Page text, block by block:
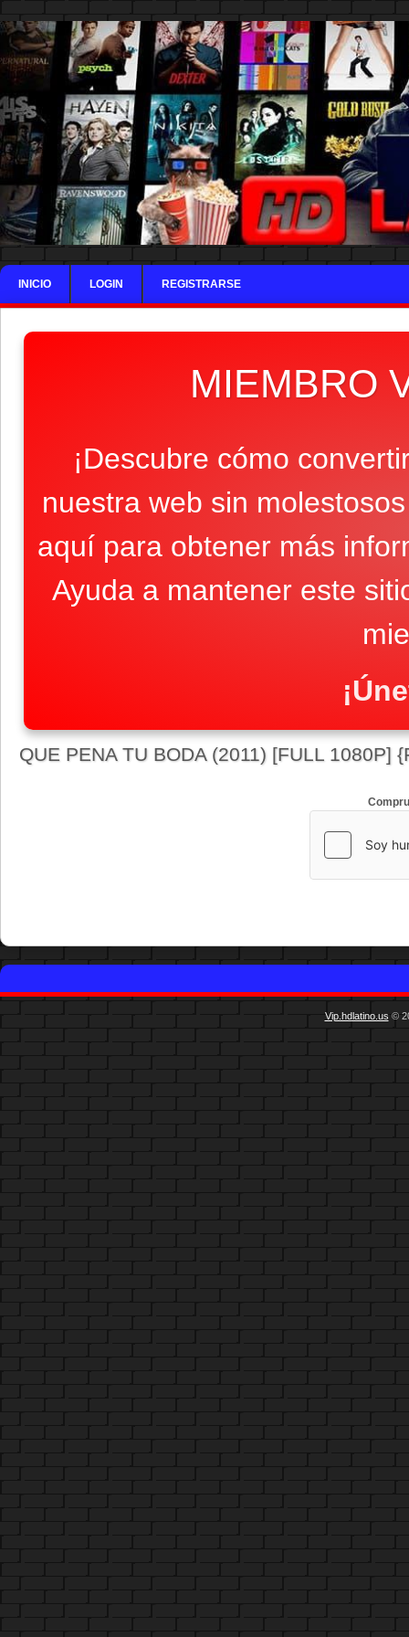
INICIO LOGIN REGISTRARSE
MIEMBRO
¡Descubre cómo
nuestra web sin
aquí para obtener más
Ayuda a mantener este
QUE PENA TU BODA (2011) [FULL 1080P]
Vip.hdlatino.us©